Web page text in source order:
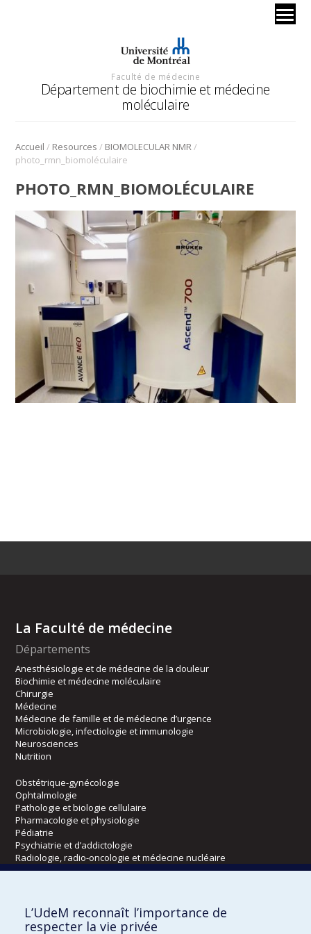
Faculté de médecine
Département de biochimie et médecine
moléculaire
Accueil / Resources / BIOMOLECULAR NMR/
photo_rmn_biomoléculaire
PHOTO_RMN_BIOMOLÉCULAIRE
La Faculté de médecine
Départements
Anesthésiologie et de médecine de la douleur
Biochimie et médecine moléculaire
Chirurgie
Médecine
Médecine de famille et de médecine d’urgence
Microbiologie, infectiologie et immunologie
Neurosciences
Nutrition
Obstétrique-gynécologie
Ophtalmologie
Pathologie et biologie cellulaire
Pharmacologie et physiologie
Pédiatrie
Psychiatrie et d’addictologie
Radiologie, radio-oncologie et médecine nucléaire
Écoles
Kinésiologie et des sciences de l’activité physique
L’UdeM reconnaît l’importance de
respecter la vie privée